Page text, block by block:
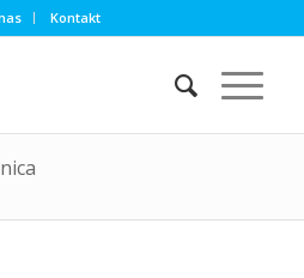
Kontakt